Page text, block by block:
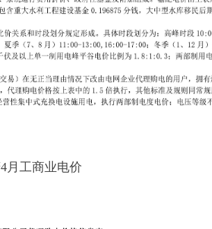
月工商业电价